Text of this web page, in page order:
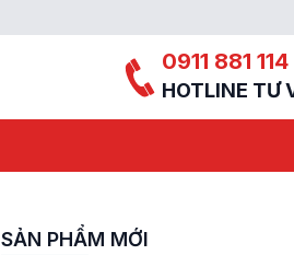
0911 881 114
HOTLINE TƯ
SẢN PHẨM MỚI